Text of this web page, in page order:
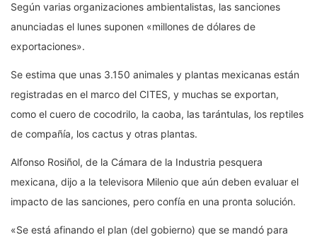
Según varias organizaciones ambientalistas, las sanciones
anunciadas el lunes suponen «millones de dólares de
exportaciones».
Se estima que unas 3.150 animales y plantas mexicanas están
registradas en el marco del CITES, y muchas se exportan,
como el cuero de cocodrilo, la caoba, las tarántulas, los reptiles
de compañía, los cactus y otras plantas.
Alfonso Rosiñol, de la Cámara de la Industria pesquera
mexicana, dijo a la televisora Milenio que aún deben evaluar el
impacto de las sanciones, pero confía en una pronta solución.
«Se está afinando el plan (del gobierno) que se mandó para